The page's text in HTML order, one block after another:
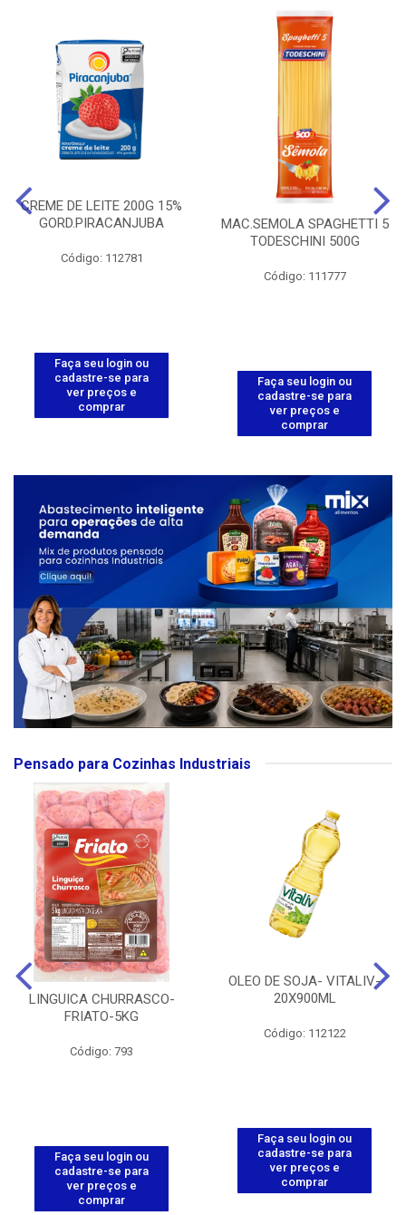
CREME DE LEITE 200G 15%
GORD.PIRACANJUBA
Código: 112781
Faça seu login ou
cadastre-se para
ver preços e
comprar
MAC.SEMOLA SPAGHETTI 5
TODESCHINI 500G
Código: 111777
Faça seu login ou
cadastre-se para
ver preços e
comprar
Pensado para Cozinhas Industriais
LINGUICA CHURRASCO-
FRIATO-5KG
Código: 793
Faça seu login ou
cadastre-se para
ver preços e
comprar
OLEO DE SOJA- VITALIV-
20X900ML
Código: 112122
Faça seu login ou
cadastre-se para
ver preços e
comprar